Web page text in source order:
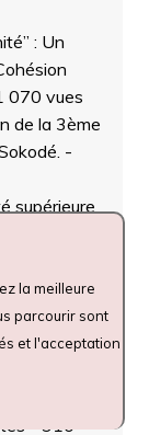
: Un
070 vues
de la 3ème
-
supérieure
sur
des Jeunes
de
communes
- 910
la meilleure
parcourir sont
et l'acceptation